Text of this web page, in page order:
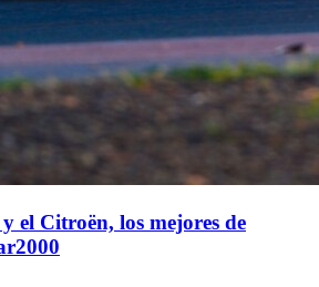
el Citroën, los mejores de